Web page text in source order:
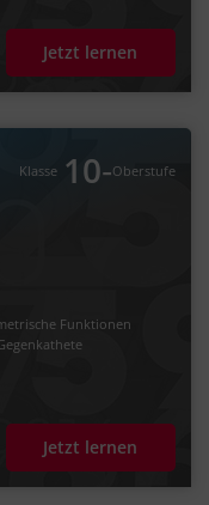
Jetzt lernen
Klasse 10‐Oberstufe
Funktionen
Jetzt lernen